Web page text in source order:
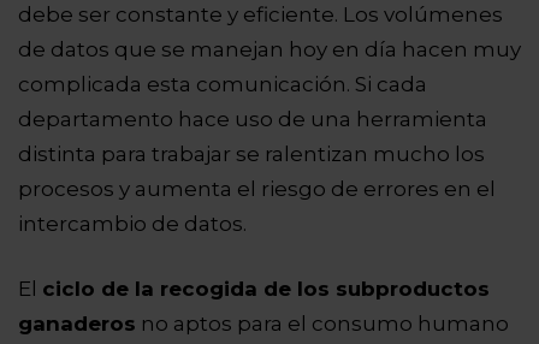
debe ser constante y eficiente. Los volúmenes
de datos que se manejan hoy en día hacen muy
complicada esta comunicación. Si cada
departamento hace uso de una herramienta
distinta para trabajar se ralentizan mucho los
procesos y aumenta el riesgo de errores en el
intercambio de datos.
El ciclo de la recogida de los subproductos
ganaderos no aptos para el consumo humano